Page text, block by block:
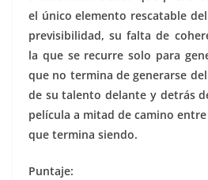
el único elemento rescatable
previsibilidad, su falta de
la que se recurre solo para
que no termina de generarse
de su talento delante y detrás
película a mitad de camino
que termina siendo.
Puntaje: